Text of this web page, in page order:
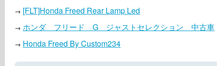
→ [FLT]Honda Freed Rear Lamp Led
→ ホンダ フリード G ジャストセレクション 中古車
→ Honda Freed By Custom234